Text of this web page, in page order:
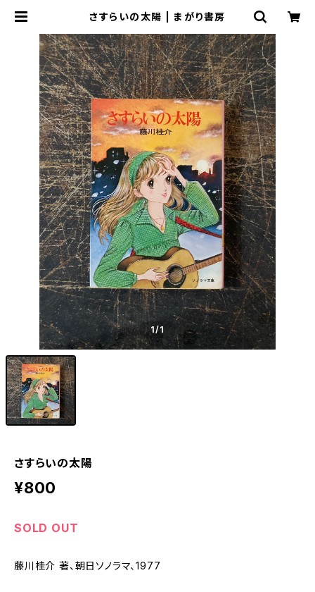
さすらいの太陽 | まがり書房
1/1
さすらいの太陽
¥800
SOLD OUT
藤川桂介 著、朝日ソノラマ、1977